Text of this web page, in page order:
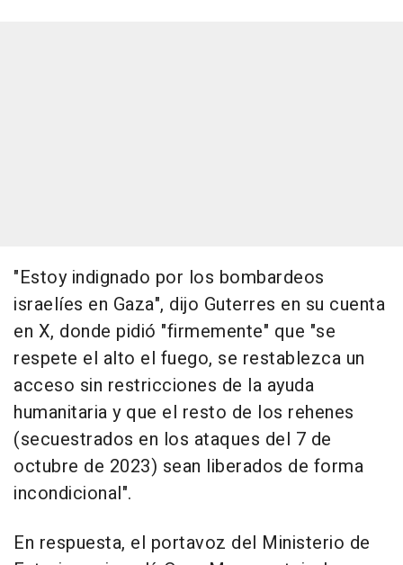
"Estoy indignado por los bombardeos
israelíes en Gaza", dijo Guterres en su cuenta
en X, donde pidió "firmemente" que "se
respete el alto el fuego, se restablezca un
acceso sin restricciones de la ayuda
humanitaria y que el resto de los rehenes
(secuestrados en los ataques del 7 de
octubre de 2023) sean liberados de forma
incondicional".
En respuesta, el portavoz del Ministerio de